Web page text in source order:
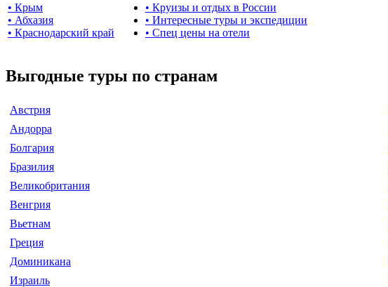
• Крым
• Абхазия
• Краснодарский край
• Круизы и отдых в России
• Интересные туры и экспедиции
• Спец цены на отели
Выгодные туры по странам
Австрия
Андорра
Болгария
Бразилия
Великобритания
Венгрия
Вьетнам
Греция
Доминикана
Израиль